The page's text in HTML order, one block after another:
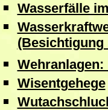
Wasserfälle
Wisentgehege